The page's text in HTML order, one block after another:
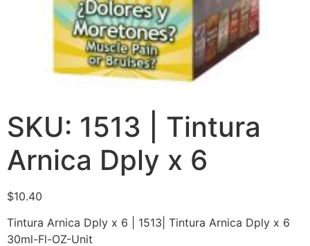
SKU: 1513 | Tintura
Arnica Dply x 6
$10.40
Tintura Arnica Dply x 6 | 1513| Tintura Arnica Dply x 6
30ml-Fl-OZ-Unit